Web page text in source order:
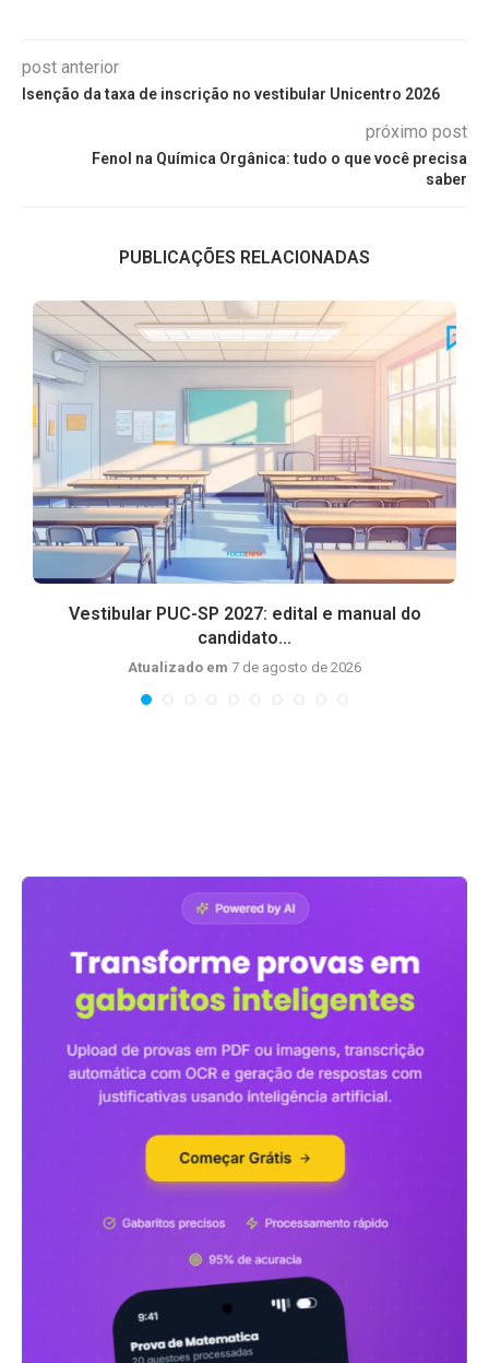
post anterior
Isenção da taxa de inscrição no vestibular Unicentro 2026
próximo post
Fenol na Química Orgânica: tudo o que você precisa
saber
PUBLICAÇÕES RELACIONADAS
Vestibular PUC-SP 2027: edital e manual do
candidato...
Atualizado em 7 de agosto de 2026